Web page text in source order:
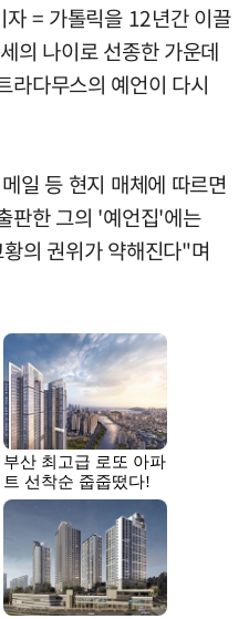
= 가톨릭을 12년간 이끌
의 나이로 선종한 가운데
라다무스의 예언이 다시
일 등 현지 매체에 따르면
판한 그의 '예언집'에는
의 권위가 약해진다"며